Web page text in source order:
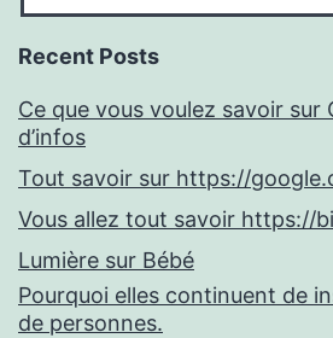
Recent Posts
Ce que vous voulez savoir sur
d’infos
Tout savoir sur https://
Vous allez tout savoir https://
Lumière sur Bébé
Pourquoi elles continuent de
de personnes.